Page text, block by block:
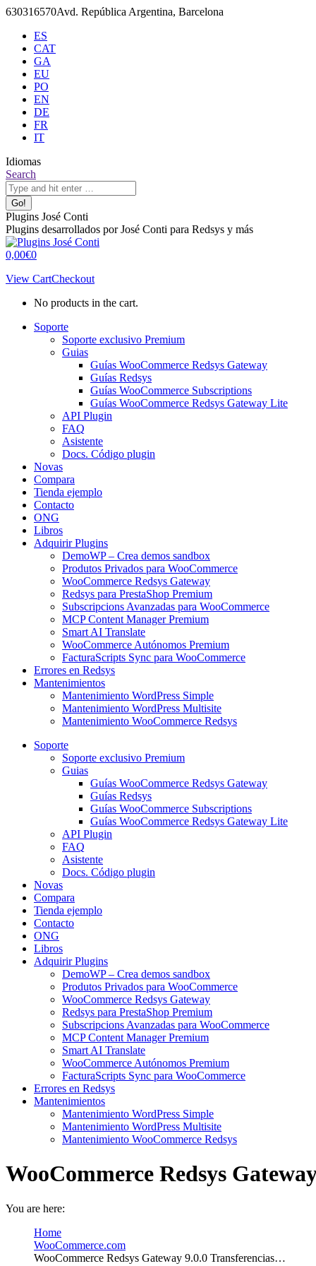
Skip
content
630316570Avd. República Argentina, Barcelona
ES
CAT
GA
EU
PO
EN
DE
FR
IT
Idiomas
X
page
opens
in
new
window
Github
page
opens
in
new
window
Search:
Search
Plugins José Conti
Plugins desarrollados por José Conti para Redsys y más
0,00€0
View CartCheckout
No products in the cart.
Soporte
Soporte exclusivo Premium
Guias
Guías WooCommerce Redsys Gateway
Guías Redsys
Guías WooCommerce Subscriptions
Guías WooCommerce Redsys Gateway Lite
API Plugin
FAQ
Asistente
Docs. Código plugin
Novas
Compara
Tienda ejemplo
Contacto
ONG
Libros
Adquirir Plugins
DemoWP – Crea demos sandbox
Produtos Privados para WooCommerce
WooCommerce Redsys Gateway
Redsys para PrestaShop Premium
Subscripcions Avanzadas para WooCommerce
MCP Content Manager Premium
Smart AI Translate
WooCommerce Autónomos Premium
FacturaScripts Sync para WooCommerce
Errores en Redsys
Mantenimientos
Mantenimiento WordPress Simple
Mantenimiento WordPress Multisite
Mantenimiento WooCommerce Redsys
Soporte
Soporte exclusivo Premium
Guias
Guías WooCommerce Redsys Gateway
Guías Redsys
Guías WooCommerce Subscriptions
Guías WooCommerce Redsys Gateway Lite
API Plugin
FAQ
Asistente
Docs. Código plugin
Novas
Compara
Tienda ejemplo
Contacto
ONG
Libros
Adquirir Plugins
DemoWP – Crea demos sandbox
Produtos Privados para WooCommerce
WooCommerce Redsys Gateway
Redsys para PrestaShop Premium
Subscripcions Avanzadas para WooCommerce
MCP Content Manager Premium
Smart AI Translate
WooCommerce Autónomos Premium
FacturaScripts Sync para WooCommerce
Errores en Redsys
Mantenimientos
Mantenimiento WordPress Simple
Mantenimiento WordPress Multisite
Mantenimiento WooCommerce Redsys
WooCommerce Redsys
You are here:
Home
WooCommerce.com
WooCommerce Redsys Gateway 9.0.0 Transferencias…